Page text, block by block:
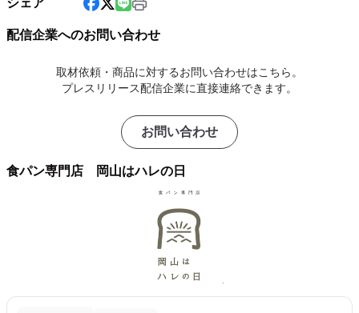
シェア
配信企業へのお問い合わせ
取材依頼・商品に対するお問い合わせはこちら。
プレスリリース配信企業に直接連絡できます。
お問い合わせ
食パン専門店 岡山はハレの日